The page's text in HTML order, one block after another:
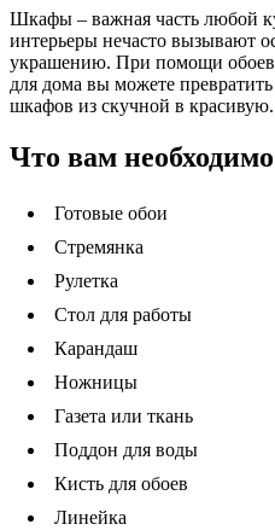
Шкафы – важная часть любой
интерьеры нечасто вызывают
украшению. При помощи
для дома вы можете
шкафов из скучной в
Что вам необходимо
Готовые обои
Стремянка
Рулетка
Стол для работы
Карандаш
Ножницы
Газета или ткань
Поддон для воды
Кисть для обоев
Линейка